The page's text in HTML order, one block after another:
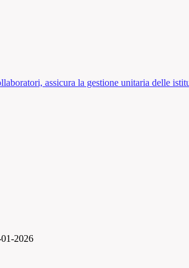
assicura la gestione unitaria delle
2026